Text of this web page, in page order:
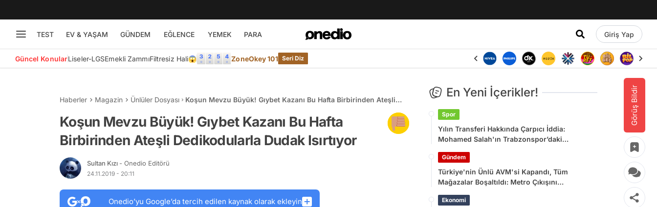
TEST EV & YAŞAM GÜNDEM EĞLENCE YEMEK PARA Giriş Yap
Güncel KonularLiseler-LGSEmekli ZammıFiltresiz Hali😱 ZoneOkey 101 Seri Diz
Görüş Bildir
Haberler Magazin Ünlüler Dosyası
Koşun Mevzu Büyük! Gıybet Kazanı Bu Hafta Birbirinden Ateşli
Koşun Mevzu Büyük! Gıybet Kazanı Bu Hafta
Birbirinden Ateşli Dedikodularla Dudak Isırtıyor
Sultan Kızı - Onedio Editörü
24.11.2019 - 20:11
Onedio’yu Google’da tercih edilen kaynak olarak ekleyin
En Yeni İçerikler!
Spor
Yılın Transferi Hakkında Çarpıcı İddia:
Mohamed Salah'ın Trabzonspor’daki
Gündem
Türkiye'nin Ünlü AVM'si Kapandı, Tüm
Mağazalar Boşaltıldı: Metro Çıkışını
Ekonomi